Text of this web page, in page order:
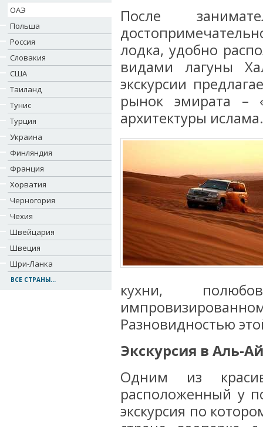
ОАЭ
Польша
Россия
Словакия
США
Таиланд
Тунис
Турция
Украина
Финляндия
Франция
Хорватия
Черногория
Чехия
Швейцария
Швеция
Шри-Ланка
ВСЕ СТРАНЫ...
После
лодка, удобно
видами лагуны
экскурсии
рынок эмирата –
архитектуры ислама.
кухни,
Разновидностью
Экскурсия в Аль-
Одним из
расположенный у
экскурсия по